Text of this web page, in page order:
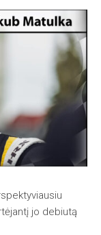
jo debiutą